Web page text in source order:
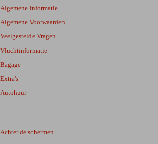
Algemene Informatie
Algemene Voorwaarden
Veelgestelde Vragen
Vluchtinformatie
Bagage
Extra's
Autohuur
Achter de schermen